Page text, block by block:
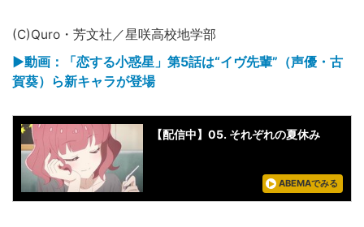
(C)Quro・芳文社／星咲高校地学部
▶︎動画：「恋する小惑星」第5話は“イヴ先輩”（声優・古
賀葵）ら新キャラが登場
【配信中】05. それぞれの夏休み
ABEMAでみる